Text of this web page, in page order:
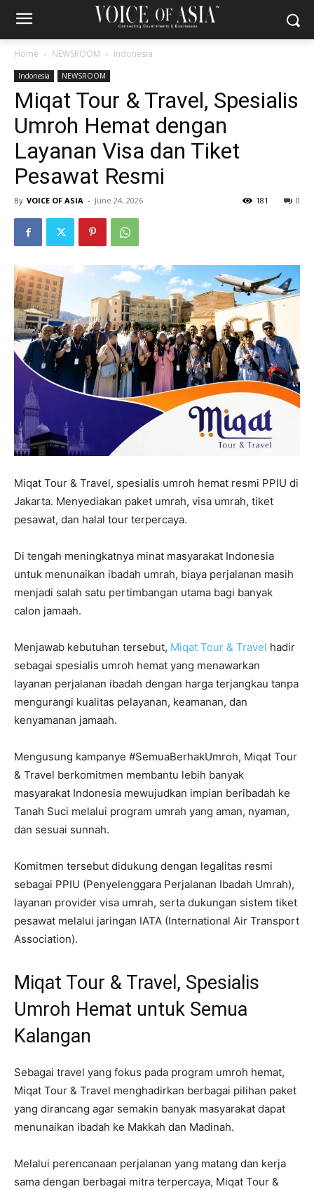
Home NEWSROOM Indonesia
Indonesia NEWSROOM
Miqat Tour & Travel, Spesialis
Umroh Hemat dengan
Layanan Visa dan Tiket
Pesawat Resmi
By VOICE OF ASIA - June 24, 2026 0
181
Miqat Tour & Travel, spesialis umroh hemat resmi PPIU di
Jakarta. Menyediakan paket umrah, visa umrah, tiket
pesawat, dan halal tour terpercaya.
Di tengah meningkatnya minat masyarakat Indonesia
untuk menunaikan ibadah umrah, biaya perjalanan masih
menjadi salah satu pertimbangan utama bagi banyak
calon jamaah.
Menjawab kebutuhan tersebut, Miqat Tour & Travel hadir
sebagai spesialis umroh hemat yang menawarkan
layanan perjalanan ibadah dengan harga terjangkau tanpa
mengurangi kualitas pelayanan, keamanan, dan
kenyamanan jamaah.
Mengusung kampanye #SemuaBerhakUmroh, Miqat Tour
& Travel berkomitmen membantu lebih banyak
masyarakat Indonesia mewujudkan impian beribadah ke
Tanah Suci melalui program umrah yang aman, nyaman,
dan sesuai sunnah.
Komitmen tersebut didukung dengan legalitas resmi
sebagai PPIU (Penyelenggara Perjalanan Ibadah Umrah),
layanan provider visa umrah, serta dukungan sistem tiket
pesawat melalui jaringan IATA (International Air Transport
Association).
Miqat Tour & Travel, Spesialis
Umroh Hemat untuk Semua
Kalangan
Sebagai travel yang fokus pada program umroh hemat,
Miqat Tour & Travel menghadirkan berbagai pilihan paket
yang dirancang agar semakin banyak masyarakat dapat
menunaikan ibadah ke Makkah dan Madinah.
Melalui perencanaan perjalanan yang matang dan kerja
sama dengan berbagai mitra terpercaya, Miqat Tour &